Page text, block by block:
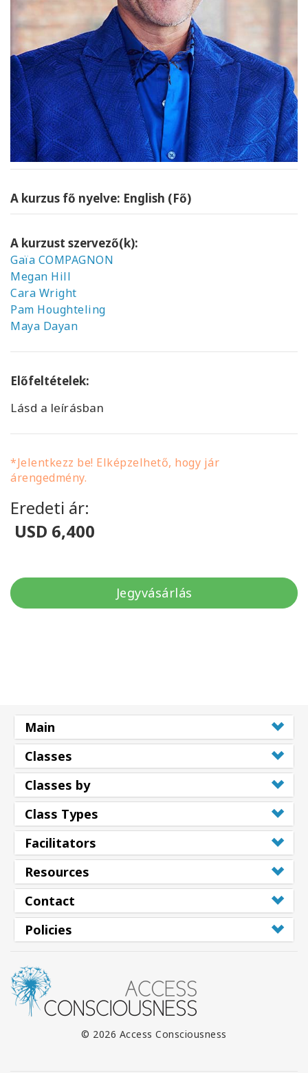
A kurzus fő nyelve: English (Fő)
A kurzust szervező(k):
Gaïa COMPAGNON
Megan Hill
Cara Wright
Pam Houghteling
Maya Dayan
Előfeltételek:
Lásd a leírásban
*Jelentkezz be! Elképzelhető, hogy jár
árengedmény.
Eredeti ár:
USD 6,400
Jegyvásárlás
Main
Classes
Classes by
Class Types
Facilitators
Resources
Contact
Policies
© 2026 Access Consciousness